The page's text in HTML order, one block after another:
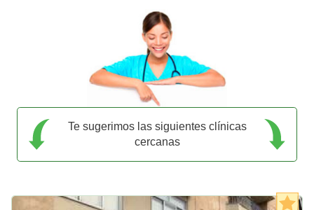
Te sugerimos las siguientes clínicas
cercanas